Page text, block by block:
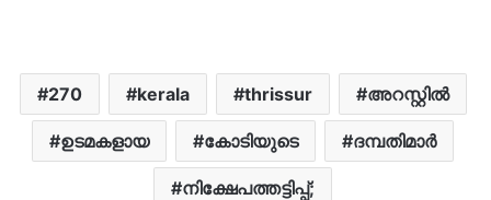
270 kerala thrissur അറസ്റ്റിൽ
ഉടമകളായ കോടിയുടെ ദമ്പതിമാർ
നിക്ഷേപത്തട്ടിപ്പ്;